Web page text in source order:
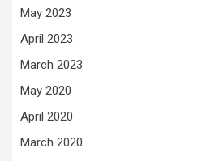
May 2023
April 2023
March 2023
May 2020
April 2020
March 2020